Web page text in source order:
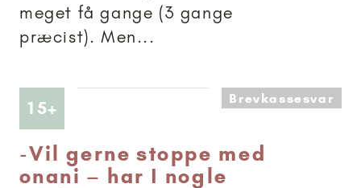
meget få gange (3 gange
præcist). Men...
15+ Artikler anbefalet til 15+Brevkassesvar
-Vil gerne stoppe med
onani – har I nogle